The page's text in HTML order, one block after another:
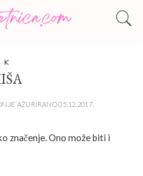
K
AŽURIRANO 05.12.2017.
značenje. Ono može biti i